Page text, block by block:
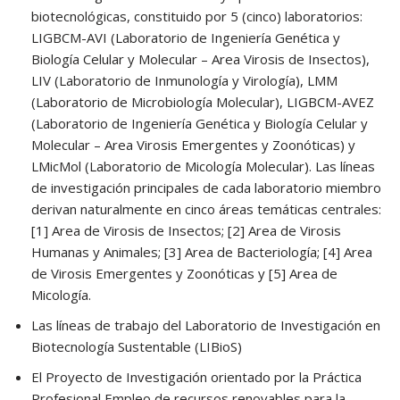
biotecnológicas, constituido por 5 (cinco) laboratorios:
LIGBCM-AVI (Laboratorio de Ingeniería Genética y
Biología Celular y Molecular – Area Virosis de Insectos),
LIV (Laboratorio de Inmunología y Virología), LMM
(Laboratorio de Microbiología Molecular), LIGBCM-AVEZ
(Laboratorio de Ingeniería Genética y Biología Celular y
Molecular – Area Virosis Emergentes y Zoonóticas) y
LMicMol (Laboratorio de Micología Molecular). Las líneas
de investigación principales de cada laboratorio miembro
derivan naturalmente en cinco áreas temáticas centrales:
[1] Area de Virosis de Insectos; [2] Area de Virosis
Humanas y Animales; [3] Area de Bacteriología; [4] Area
de Virosis Emergentes y Zoonóticas y [5] Area de
Micología.
Las líneas de trabajo del Laboratorio de Investigación en
Biotecnología Sustentable (LIBioS)
El Proyecto de Investigación orientado por la Práctica